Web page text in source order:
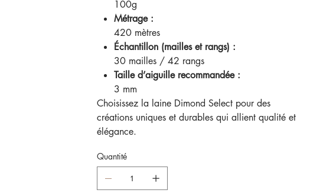
100g
Métrage :
420 mètres
Échantillon (mailles et rangs) :
30 mailles / 42 rangs
Taille d’aiguille recommandée :
3 mm
Choisissez la laine Dimond Select pour des
créations uniques et durables qui allient qualité et
élégance.
Quantité